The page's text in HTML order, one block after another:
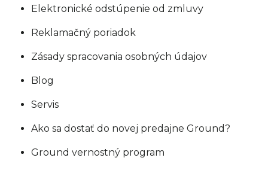
Elektronické odstúpenie od zmluvy
Reklamačný poriadok
Zásady spracovania osobných údajov
Blog
Servis
Ako sa dostať do novej predajne Ground?
Ground vernostný program